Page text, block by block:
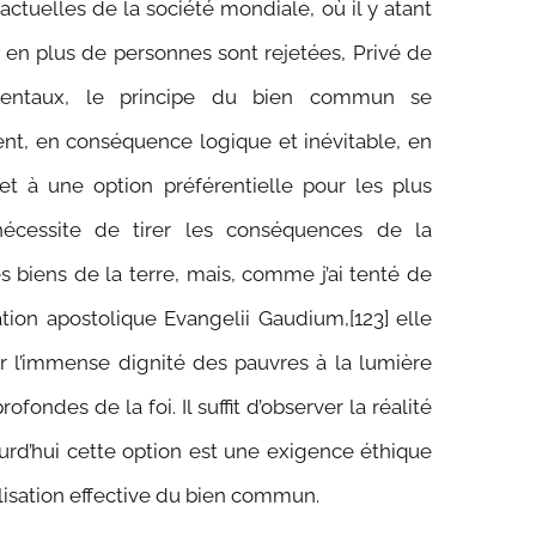
de la société mondiale, où il y atant
plus de personnes sont rejetées, Privé de
le principe du bien commun se
en conséquence logique et inévitable, en
à une option préférentielle pour les plus
de tirer les conséquences de la
biens de la terre, mais, comme j’ai tenté de
apostolique Evangelii Gaudium,[123] elle
l’immense dignité des pauvres à la lumière
de la foi. Il suffit d’observer la réalité
cette option est une exigence éthique
effective du bien commun.